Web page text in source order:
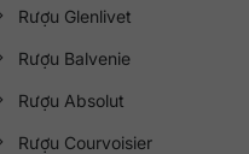
Rượu Glenlivet
Rượu Balvenie
Rượu Absolut
Rượu Courvoisier